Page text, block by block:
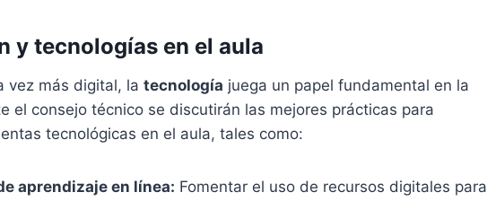
y tecnologías en el aula
vez más digital, la tecnología juega un papel fundamental en la
el consejo técnico se discutirán las mejores prácticas para
tecnológicas en el aula, tales como:
aprendizaje en línea: Fomentar el uso de recursos digitales para